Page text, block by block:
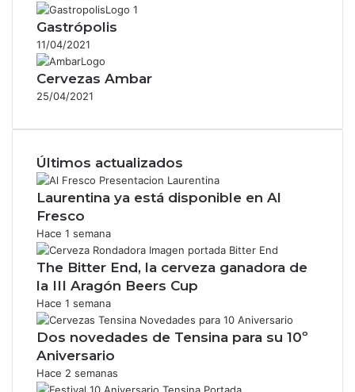
Gastrópolis
11/04/2021
Cervezas Ambar
25/04/2021
Últimos actualizados
Laurentina ya está disponible en Al
Fresco
Hace 1 semana
The Bitter End, la cerveza ganadora de
la III Aragón Beers Cup
Hace 1 semana
Dos novedades de Tensina para su 10º
Aniversario
Hace 2 semanas